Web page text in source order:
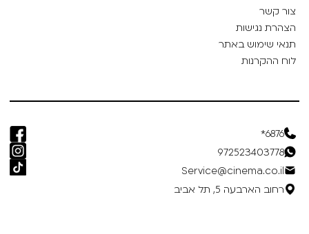
צור קשר
הצהרת נגישות
תנאי שימוש באתר
לוח ההקרנות
6876*
972523403778
Service@cinema.co.il
רחוב הארבעה 5, תל אביב